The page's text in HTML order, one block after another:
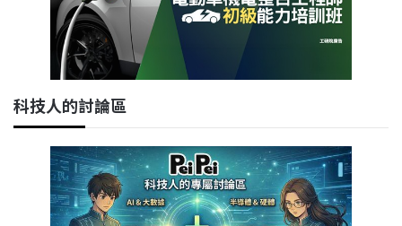
科技人的討論區